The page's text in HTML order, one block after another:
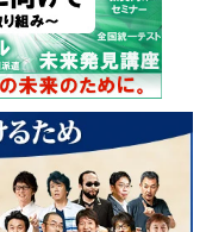
談
高2生・高1生と
高校の成績
さい！